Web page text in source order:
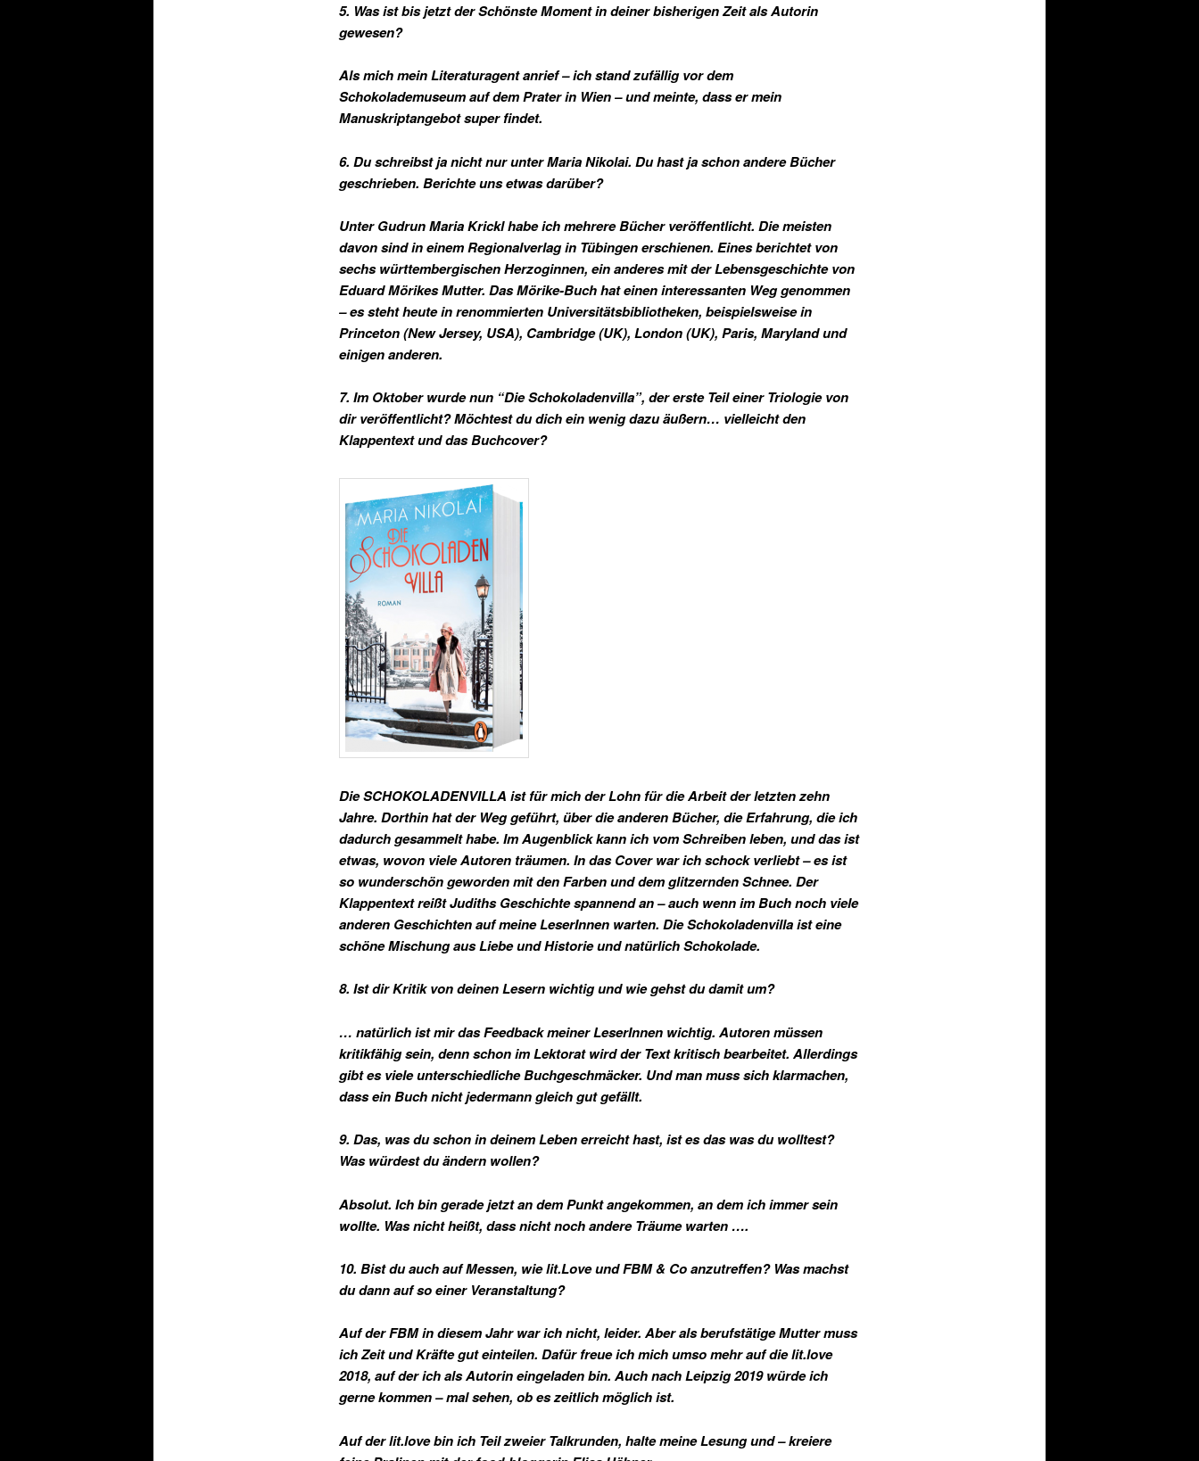
5. Was ist bis jetzt der Schönste Moment in deiner bisherigen Zeit als Autorin
gewesen?
Als mich mein Literaturagent anrief – ich stand zufällig vor dem
Schokolademuseum auf dem Prater in Wien – und meinte, dass er mein
Manuskriptangebot super findet.
6. Du schreibst ja nicht nur unter Maria Nikolai. Du hast ja schon andere Bücher
geschrieben. Berichte uns etwas darüber?
Unter Gudrun Maria Krickl habe ich mehrere Bücher veröffentlicht. Die meisten
davon sind in einem Regionalverlag in Tübingen erschienen. Eines berichtet von
sechs württembergischen Herzoginnen, ein anderes mit der Lebensgeschichte von
Eduard Mörikes Mutter. Das Mörike-Buch hat einen interessanten Weg genommen
– es steht heute in renommierten Universitätsbibliotheken, beispielsweise in
Princeton (New Jersey, USA), Cambridge (UK), London (UK), Paris, Maryland und
einigen anderen.
7. Im Oktober wurde nun “Die Schokoladenvilla”, der erste Teil einer Triologie von
dir veröffentlicht? Möchtest du dich ein wenig dazu äußern… vielleicht den
Klappentext und das Buchcover?
Die SCHOKOLADENVILLA ist für mich der Lohn für die Arbeit der letzten zehn
Jahre. Dorthin hat der Weg geführt, über die anderen Bücher, die Erfahrung, die ich
dadurch gesammelt habe. Im Augenblick kann ich vom Schreiben leben, und das ist
etwas, wovon viele Autoren träumen. In das Cover war ich schock verliebt – es ist
so wunderschön geworden mit den Farben und dem glitzernden Schnee. Der
Klappentext reißt Judiths Geschichte spannend an – auch wenn im Buch noch viele
anderen Geschichten auf meine LeserInnen warten. Die Schokoladenvilla ist eine
schöne Mischung aus Liebe und Historie und natürlich Schokolade.
8. Ist dir Kritik von deinen Lesern wichtig und wie gehst du damit um?
… natürlich ist mir das Feedback meiner LeserInnen wichtig. Autoren müssen
kritikfähig sein, denn schon im Lektorat wird der Text kritisch bearbeitet. Allerdings
gibt es viele unterschiedliche Buchgeschmäcker. Und man muss sich klarmachen,
dass ein Buch nicht jedermann gleich gut gefällt.
9. Das, was du schon in deinem Leben erreicht hast, ist es das was du wolltest?
Was würdest du ändern wollen?
Absolut. Ich bin gerade jetzt an dem Punkt angekommen, an dem ich immer sein
wollte. Was nicht heißt, dass nicht noch andere Träume warten ….
10. Bist du auch auf Messen, wie lit.Love und FBM & Co anzutreffen? Was machst
du dann auf so einer Veranstaltung?
Auf der FBM in diesem Jahr war ich nicht, leider. Aber als berufstätige Mutter muss
ich Zeit und Kräfte gut einteilen. Dafür freue ich mich umso mehr auf die lit.love
2018, auf der ich als Autorin eingeladen bin. Auch nach Leipzig 2019 würde ich
gerne kommen – mal sehen, ob es zeitlich möglich ist.
Auf der lit.love bin ich Teil zweier Talkrunden, halte meine Lesung und – kreiere